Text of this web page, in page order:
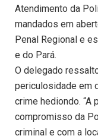
Atendimento da
mandados em
Penal Regional e
e do Pará.
O delegado
periculosidade em
crime hediondo.
compromisso da
criminal e com a